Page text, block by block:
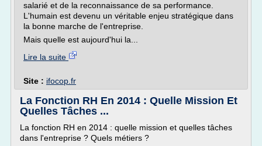
salarié et de la reconnaissance de sa performance.
L'humain est devenu un véritable enjeu stratégique dans
la bonne marche de l'entreprise.
Mais quelle est aujourd'hui la...
Lire la suite
Site : ifocop.fr
La Fonction RH En 2014 : Quelle Mission Et
Quelles Tâches ...
La fonction RH en 2014 : quelle mission et quelles tâches
dans l'entreprise ? Quels métiers ?